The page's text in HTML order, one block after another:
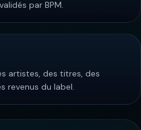
par BPM.
artistes, des titres, des
revenus du label.